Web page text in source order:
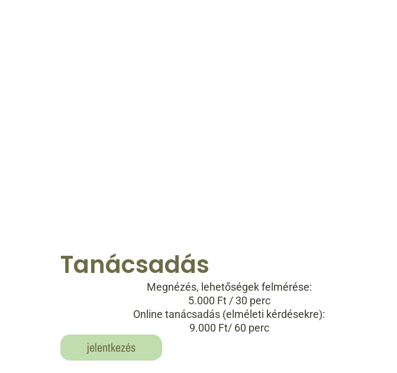
Tanácsadás
Megnézés, lehetőségek felmérése:
5.000 Ft / 30 perc
Online tanácsadás (elméleti kérdésekre):
9.000 Ft/ 60 perc
jelentkezés